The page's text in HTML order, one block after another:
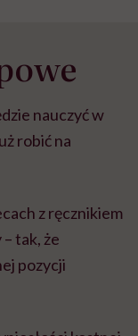
nauczyć w
robić na
z ręcznikiem
tak, że
pozycji